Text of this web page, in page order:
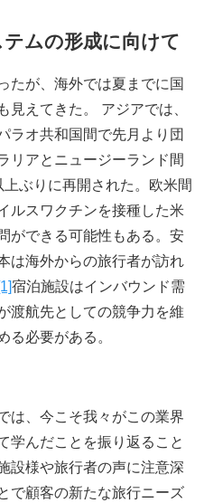
ムの形成に向けて
が、海外では夏までに国
見えてきた。 アジアでは、
ラオ共和国間で先月より団
リアとニュージーランド間
ぶりに再開された。欧米間
ルスワクチンを接種した米
ができる可能性もある。安
は海外からの旅行者が訪れ
宿泊施設はインバウンド需
渡航先としての競争力を維
る必要がある。
は、今こそ我々がこの業界
学んだことを振り返ること
設様や旅行者の声に注意深
で顧客の新たな旅行ニーズ